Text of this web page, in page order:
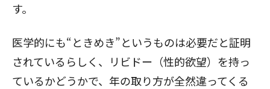
す。
医学的にも“ときめき”というものは必要だと証明
されているらしく、リビドー（性的欲望）を持っ
ているかどうかで、年の取り方が全然違ってくる